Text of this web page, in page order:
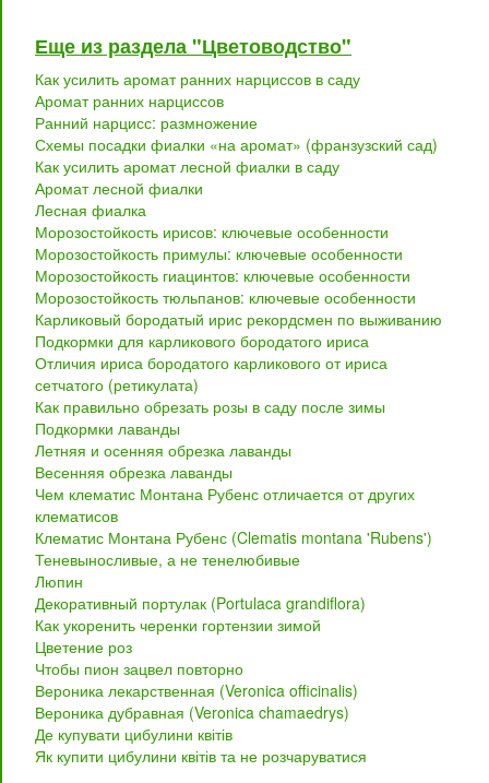
Еще из раздела "Цветоводство"
Как усилить аромат ранних нарциссов в саду
Аромат ранних нарциссов
Ранний нарцисс: размножение
Схемы посадки фиалки «на аромат» (франзузский сад)
Как усилить аромат лесной фиалки в саду
Аромат лесной фиалки
Лесная фиалка
Морозостойкость ирисов: ключевые особенности
Морозостойкость примулы: ключевые особенности
Морозостойкость гиацинтов: ключевые особенности
Морозостойкость тюльпанов: ключевые особенности
Карликовый бородатый ирис рекордсмен по выживанию
Подкормки для карликового бородатого ириса
Отличия ириса бородатого карликового от ириса
сетчатого (ретикулата)
Как правильно обрезать розы в саду после зимы
Подкормки лаванды
Летняя и осенняя обрезка лаванды
Весенняя обрезка лаванды
Чем клематис Монтана Рубенс отличается от других
клематисов
Клематис Монтана Рубенс (Clematis montana 'Rubens')
Теневыносливые, а не тенелюбивые
Люпин
Декоративный портулак (Portulaca grandiflora)
Как укоренить черенки гортензии зимой
Цветение роз
Чтобы пион зацвел повторно
Вероника лекарственная (Veronica officinalis)
Вероника дубравная (Veronica chamaedrys)
Де купувати цибулини квітів
Як купити цибулини квітів та не розчаруватися